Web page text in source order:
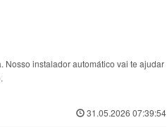
Nosso instalador automático vai te ajudar
31.05.2026 07:39:54